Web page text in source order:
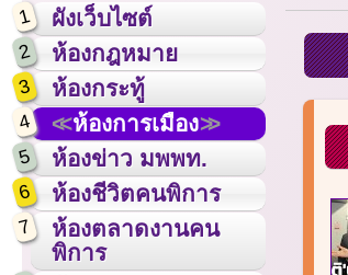
1 ผังเว็บไซต์
2 ห้องกฎหมาย
3 ห้องกระทู้
4 ห้องการเมือง
5 ห้องข่าว มพพท.
6 ห้องชีวิตคนพิการ
7
ห้องตลาดงานคน
พิการ